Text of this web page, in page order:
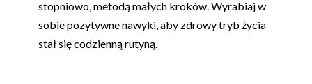
stopniowo, metodą małych kroków. Wyrabiaj w
sobie pozytywne nawyki, aby zdrowy tryb życia
stał się codzienną rutyną.